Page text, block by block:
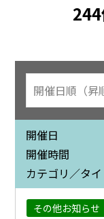
244
開催日
開催時間
カテゴリ／タ
その他お知らせ